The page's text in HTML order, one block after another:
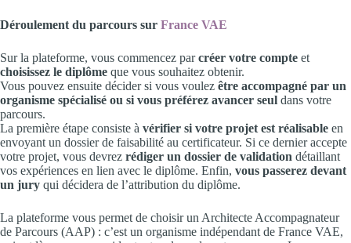
Déroulement du parcours sur France VAE
Sur la plateforme, vous commencez parcréer votre compte et
choisissez le diplôme que vous souhaitez obtenir.
Vous pouvez ensuite décider si vous voulez être accompagné par un
organisme spécialisé ou si vous préférez avancer seul dans votre
parcours.
La première étape consiste à vérifier si votre projet est réalisable en
envoyant un dossier de faisabilité au certificateur. Si ce dernier accepte
votre projet, vous devrez rédiger un dossier de validation détaillant
vos expériences en lien avec le diplôme. Enfin, vous passerez devant
un jury qui décidera de l’attribution du diplôme.
La plateforme vous permet de choisir un Architecte Accompagnateur
de Parcours (AAP) : c’est un organisme indépendant de France VAE,